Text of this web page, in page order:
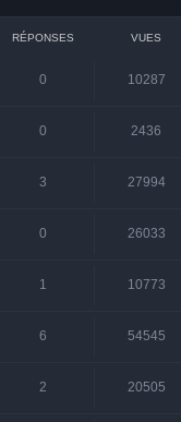
RÉPONSES VUES
0 10287
0 2436
3 27994
0 26033
1 10773
6 54545
2 20505